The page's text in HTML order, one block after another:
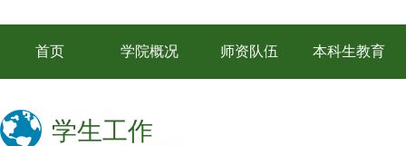
首页 学院概况 师资队伍 本科生教育
学生工作